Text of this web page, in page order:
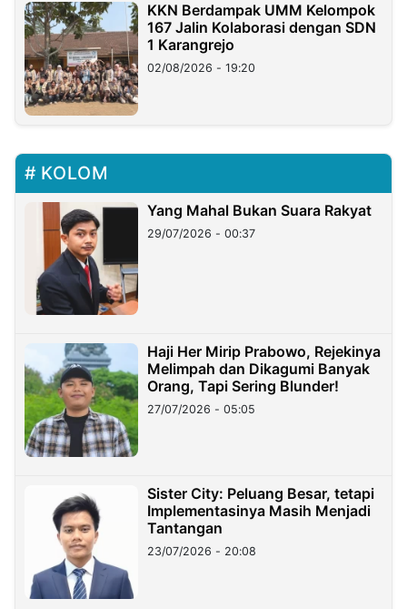
KKN Berdampak UMM Kelompok
167 Jalin Kolaborasi dengan SDN
1 Karangrejo
02/08/2026 - 19:20
KOLOM
Yang Mahal Bukan Suara Rakyat
29/07/2026 - 00:37
Haji Her Mirip Prabowo, Rejekinya
Melimpah dan Dikagumi Banyak
Orang, Tapi Sering Blunder!
27/07/2026 - 05:05
Sister City: Peluang Besar, tetapi
Implementasinya Masih Menjadi
Tantangan
23/07/2026 - 20:08